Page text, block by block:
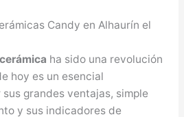
Candy en Alhaurín el
ha sido una revolución
hoy es un esencial
grandes ventajas, simple
y sus indicadores de